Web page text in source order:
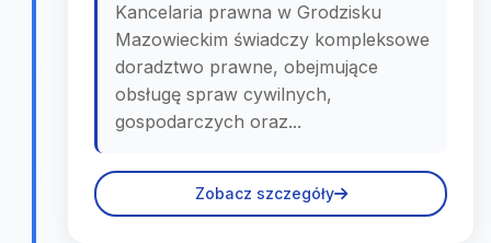
Kancelaria prawna w Grodzisku
Mazowieckim świadczy kompleksowe
doradztwo prawne, obejmujące
obsługę spraw cywilnych,
gospodarczych oraz...
Zobacz szczegóły